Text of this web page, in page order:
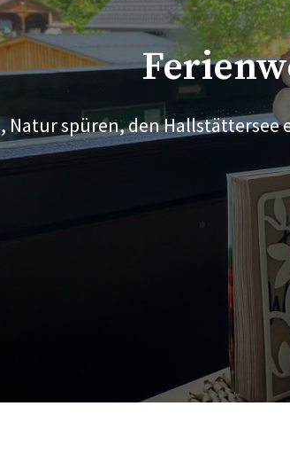
zwischen Bergen, Seen
Natur spüren, den Hallstättersee